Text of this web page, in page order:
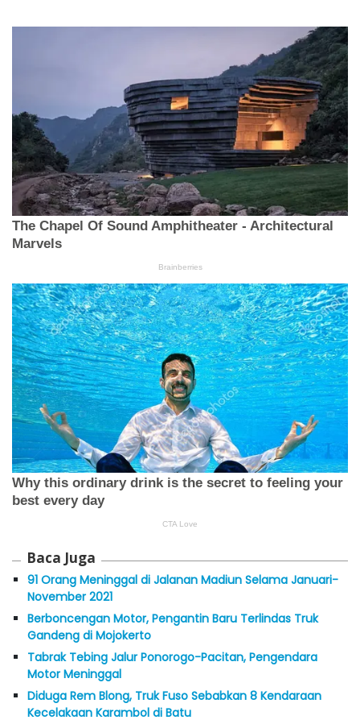
Baca Juga
91 Orang Meninggal di Jalanan Madiun Selama Januari-
November 2021
Berboncengan Motor, Pengantin Baru Terlindas Truk
Gandeng di Mojokerto
Tabrak Tebing Jalur Ponorogo-Pacitan, Pengendara
Motor Meninggal
Diduga Rem Blong, Truk Fuso Sebabkan 8 Kendaraan
Kecelakaan Karambol di Batu